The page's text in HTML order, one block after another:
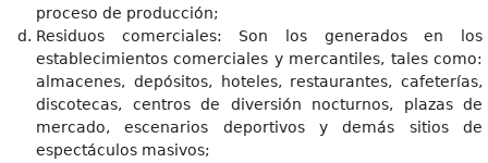
proceso de producción;
Residuos comerciales: Son los generados en los
establecimientos comerciales y mercantiles, tales como:
almacenes, depósitos, hoteles, restaurantes, cafeterías,
discotecas, centros de diversión nocturnos, plazas de
mercado, escenarios deportivos y demás sitios de
espectáculos masivos;